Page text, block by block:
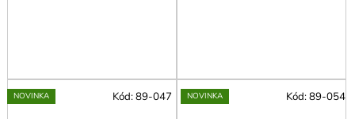
NOVINKA Kód:89-047 NOVINKA Kód:89-054